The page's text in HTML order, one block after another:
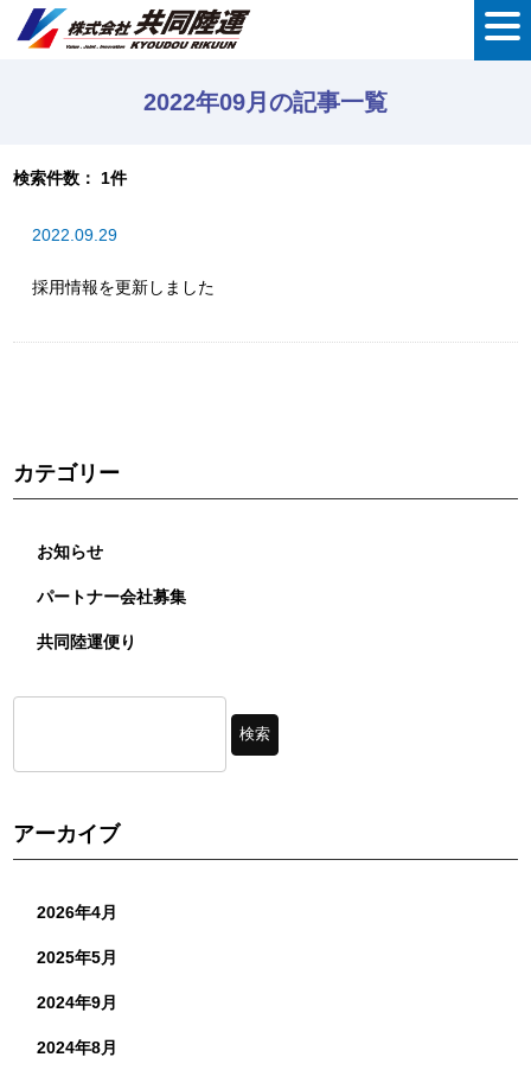
2022年09月の記事一覧
検索件数： 1件
2022.09.29
採用情報を更新しました
カテゴリー
お知らせ
パートナー会社募集
共同陸運便り
アーカイブ
2026年4月
2025年5月
2024年9月
2024年8月